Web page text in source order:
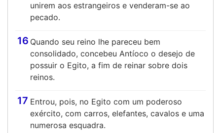
unirem aos estrangeiros e venderam-se ao
pecado.
16 Quando seu reino lhe pareceu bem
consolidado, concebeu Antíoco o desejo de
possuir o Egito, a fim de reinar sobre dois
reinos.
17 Entrou, pois, no Egito com um poderoso
exército, com carros, elefantes, cavalos e uma
numerosa esquadra.